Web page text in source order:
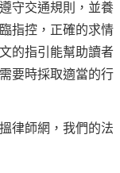
守交通規則，並養
指控，正確的求情
的指引能幫助讀者
要時採取適當的行
律師網，我們的法